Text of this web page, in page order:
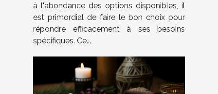
à l'abondance des options disponibles, il
est primordial de faire le bon choix pour
répondre efficacement à ses besoins
spécifiques. Ce...